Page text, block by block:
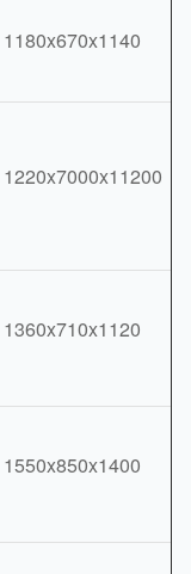
1180x670x1140
1220x7000x11200
1360x710x1120
1550x850x1400